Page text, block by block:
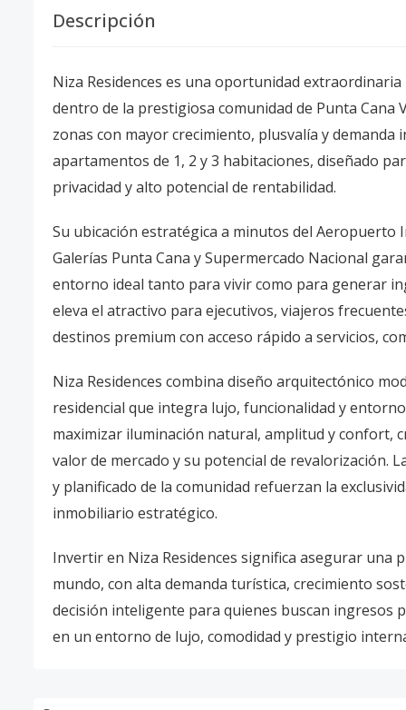
Descripción
Niza Residences es una oportunidad
dentro de la prestigiosa comunidad de Punta Cana
zonas con mayor crecimiento, plusvalía y
apartamentos de 1, 2 y 3 habitaciones, diseñado
privacidad y alto potencial de rentabilidad.
Su ubicación estratégica a minutos del Aeropuerto
Galerías Punta Cana y Supermercado Nacional
entorno ideal tanto para vivir como para generar
eleva el atractivo para ejecutivos, viajeros
destinos premium con acceso rápido a servicios,
Niza Residences combina diseño arquitectónico
residencial que integra lujo, funcionalidad y
maximizar iluminación natural, amplitud y confort,
valor de mercado y su potencial de revalorización.
y planificado de la comunidad refuerzan la
inmobiliario estratégico.
Invertir en Niza Residences significa asegurar una
mundo, con alta demanda turística, crecimiento
decisión inteligente para quienes buscan ingresos
en un entorno de lujo, comodidad y prestigio